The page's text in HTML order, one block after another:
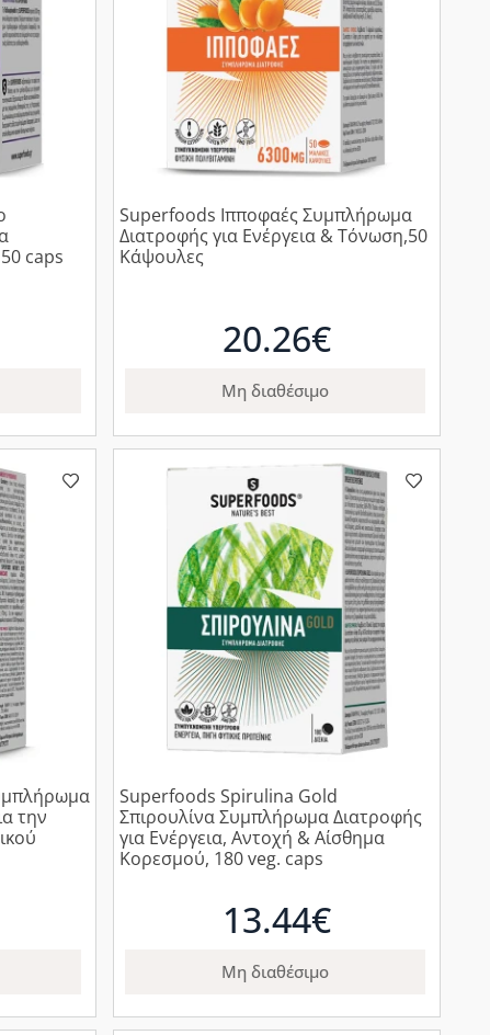
caps
Superfoods Ιπποφαές Συμπλήρωμα
Διατροφής για Ενέργεια & Τόνωση,50
Κάψουλες
20.26€
Μη διαθέσιμο
την
Superfoods Spirulina Gold
Σπιρουλίνα Συμπλήρωμα Διατροφής
για Ενέργεια, Αντοχή & Αίσθημα
Κορεσμού, 180 veg. caps
13.44€
Μη διαθέσιμο